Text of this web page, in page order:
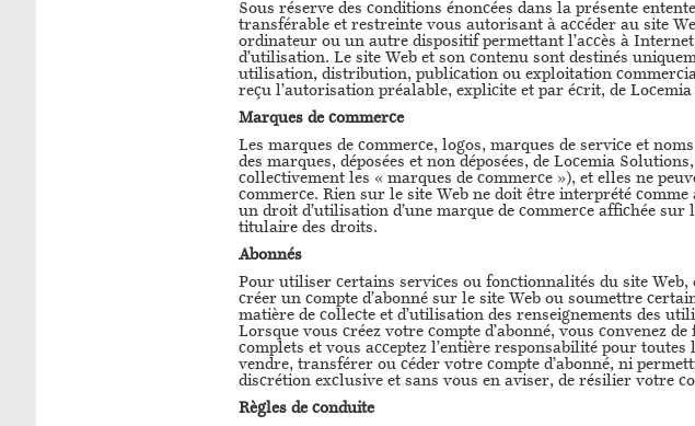
Sous réserve des conditions énoncées dans la présente
transférable et restreinte vous autorisant à accéder au site
ordinateur ou un autre dispositif permettant l’accès à
d’utilisation. Le site Web et son contenu sont destinés
utilisation, distribution, publication ou exploitation
reçu l’autorisation préalable, explicite et par écrit, de
Marques de commerce
Les marques de commerce, logos, marques de service et
des marques, déposées et non déposées, de Locemia
collectivement les « marques de commerce »), et elles ne
commerce. Rien sur le site Web ne doit être interprété
un droit d’utilisation d’une marque de commerce affichée
titulaire des droits.
Abonnés
Pour utiliser certains services ou fonctionnalités du site
créer un compte d’abonné sur le site Web ou soumettre
matière de collecte et d’utilisation des renseignements des
Lorsque vous créez votre compte d’abonné, vous convenez
complets et vous acceptez l’entière responsabilité pour
vendre, transférer ou céder votre compte d’abonné, ni
discrétion exclusive et sans vous en aviser, de résilier votre
Règles de conduite